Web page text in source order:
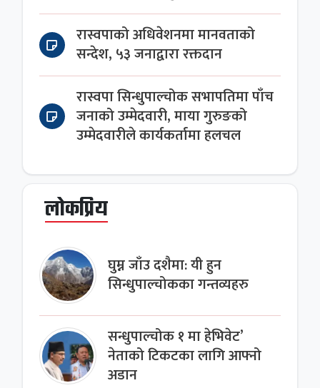
रास्वपाको अधिवेशनमा मानवताको
सन्देश, ५३ जनाद्वारा रक्तदान
रास्वपा सिन्धुपाल्चोक सभापतिमा पाँच
जनाको उम्मेदवारी, माया गुरुङको
उम्मेदवारीले कार्यकर्तामा हलचल
लोकप्रिय
घुम्न जाँउ दशैमा: यी हुन
सिन्धुपाल्चोकका गन्तव्यहरु
सन्धुपाल्चोक १ मा हेभिवेट’
नेताको टिकटका लागि आफ्नो
अडान